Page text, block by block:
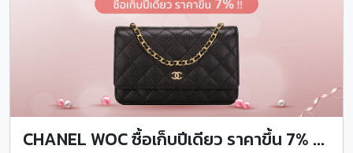
CHANEL WOC ซื้อเก็บปีเดียว ราคาขึ้น 7% ...